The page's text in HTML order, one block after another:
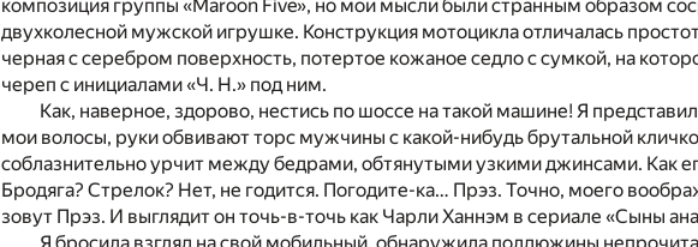
композиция группы «Maroon Five», но мои мысли были странным образом
двухколесной мужской игрушке. Конструкция мотоцикла отличалась
черная с серебром поверхность, потертое кожаное седло с сумкой, на
череп с инициалами «Ч. Н.» под ним.
Как, наверное, здорово, нестись по шоссе на такой машине! Я
мои волосы, руки обвивают торс мужчины с какой-нибудь брутальной
соблазнительно урчит между бедрами, обтянутыми узкими джинсами. Как
Бродяга? Стрелок? Нет, не годится. Погодите-ка… Прэз. Точно, моего
зовут Прэз. И выглядит он точь-в-точь как Чарли Ханнэм в сериале «Сыны